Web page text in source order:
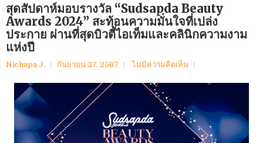
สุดสัปดาห์มอบรางวัล “Sudsapda Beauty
Awards 2024” สะท้อนความมั่นใจที่เปล่ง
ประกาย ผ่านที่สุดบิวตี้ไอเท็มและคลินิกความงาม
แห่งปี
Nichapa J. กันยายน 27, 2567 ไม่มีความคิดเห็น